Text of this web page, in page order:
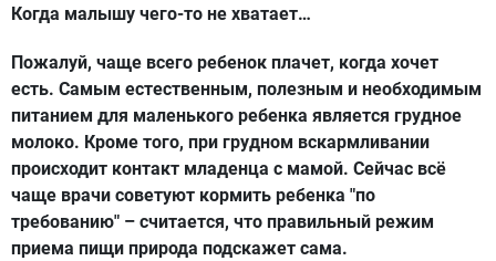
Когда малышу чего-то не хватает…
Пожалуй, чаще всего ребенок плачет, когда хочет
есть. Самым естественным, полезным и необходимым
питанием для маленького ребенка является грудное
молоко. Кроме того, при грудном вскармливании
происходит контакт младенца с мамой. Сейчас всё
чаще врачи советуют кормить ребенка "по
требованию" – считается, что правильный режим
приема пищи природа подскажет сама.